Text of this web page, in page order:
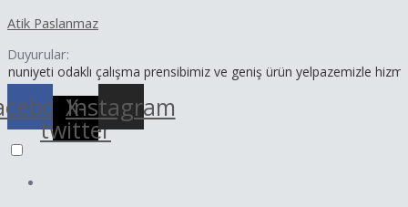
atla
Atik Paslanmaz
Duyurular:
odaklı çalışma prensibimiz ve geniş ürün yelpazemizle
X-
twitter
Instagram
dolaşımı